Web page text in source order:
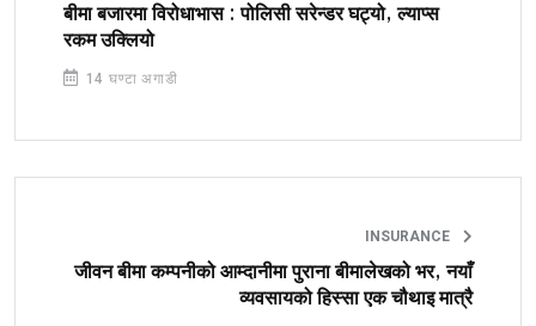
बीमा बजारमा विरोधाभास : पोलिसी सरेन्डर घट्यो, ल्याप्स
रकम उक्लियो
14 घण्टा अगाडी
INSURANCE
जीवन बीमा कम्पनीको आम्दानीमा पुराना बीमालेखको भर, नयाँ
व्यवसायको हिस्सा एक चौथाइ मात्रै